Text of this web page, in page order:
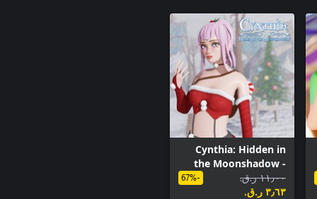
Cynthia: Hidden in
the Moonshadow -
'Xmas' Costume
١١٫٠٠ ر.ق.‏
٣٫٦٣ ر.ق.‏
-67%